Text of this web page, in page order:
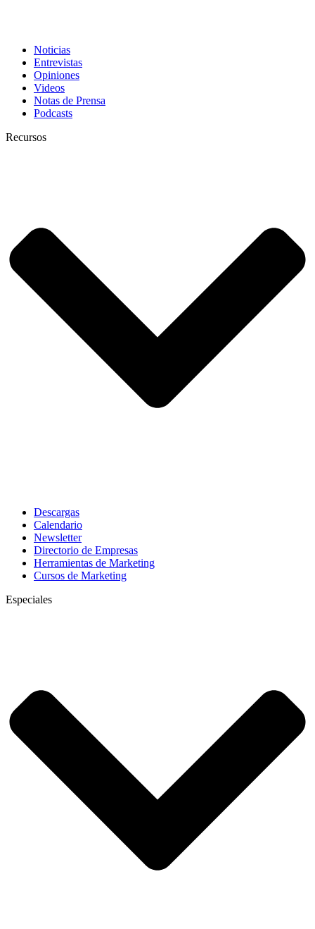
Noticias
Entrevistas
Opiniones
Videos
Notas de Prensa
Podcasts
Recursos
Descargas
Calendario
Newsletter
Directorio de Empresas
Herramientas de Marketing
Cursos de Marketing
Especiales